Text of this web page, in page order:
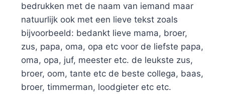
bedrukken met de naam van iemand maar
natuurlijk ook met een lieve tekst zoals
bijvoorbeeld: bedankt lieve mama, broer,
zus, papa, oma, opa etc voor de liefste papa,
oma, opa, juf, meester etc. de leukste zus,
broer, oom, tante etc de beste collega, baas,
broer, timmerman, loodgieter etc etc.